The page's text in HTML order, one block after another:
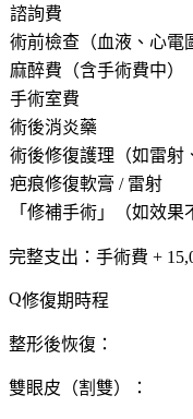
諮詢費
術前檢查 （血液、心電
麻醉費 （含手術費中）
手術室費
術後消炎藥
術後修復護理 （如雷射
疤痕修復軟膏 / 雷射
「修補手術」（如效果
完整支出 ：手術費 +
修復期時程
整形後恢復：
雙眼皮（割雙） ：